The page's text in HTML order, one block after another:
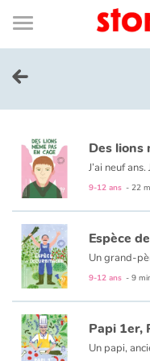
Connexion
Bibliothèque
de
page
Menu
Je me connecte
Tester gratuitement
Bibliothèque
Prix
Accueil
Contes d'ici et d'ailleurs
Des lions
9-12 ans - 22
Espèce
9-12 ans - 9
Papi 1er,